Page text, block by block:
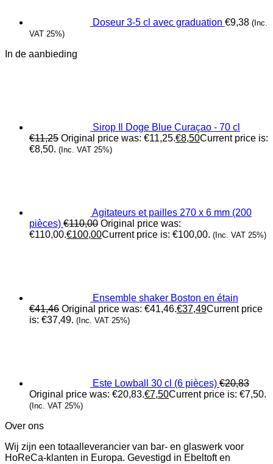
Doseur 3-5 cl avec graduation €9,38 (Inc.
VAT 25%)
In de aanbieding
Sirop Il Doge Blue Curaçao - 70 cl
€11,25 Original price was: €11,25.€8,50Current price is:
€8,50. (Inc. VAT 25%)
Agitateurs et pailles 270 x 6 mm (200
pièces) €110,00 Original price was:
€110,00.€100,00Current price is: €100,00. (Inc. VAT 25%)
Ensemble shaker Boston en étain
€41,46 Original price was: €41,46.€37,49Current price
is: €37,49. (Inc. VAT 25%)
Este Lowball 30 cl (6 pièces) €20,83
Original price was: €20,83.€7,50Current price is: €7,50.
(Inc. VAT 25%)
Over ons
Wij zijn een totaalleverancier van bar- en glaswerk voor
HoReCa-klanten in Europa. Gevestigd in Ebeltoft en